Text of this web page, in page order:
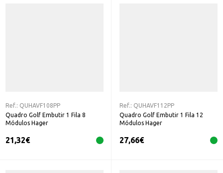
Ref.: QUHAVF108PP
Quadro Golf Embutir 1 Fila 8
Módulos Hager
21,32€
Ref.: QUHAVF112PP
Quadro Golf Embutir 1 Fila 12
Módulos Hager
27,66€